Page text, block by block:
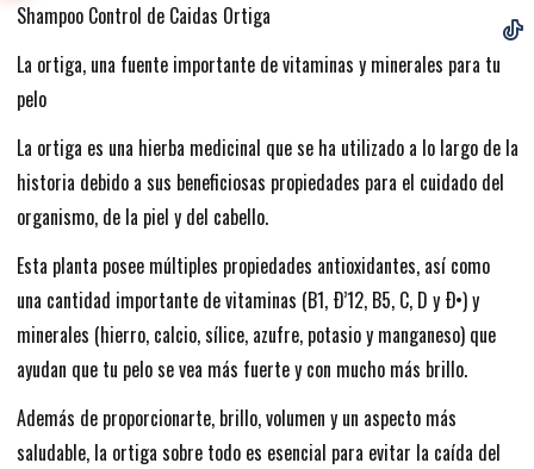
Shampoo Control de Caidas Ortiga
La ortiga, una fuente importante de vitaminas y minerales para tu
pelo
La ortiga es una hierba medicinal que se ha utilizado a lo largo de la
historia debido a sus beneficiosas propiedades para el cuidado del
organismo, de la piel y del cabello.
Esta planta posee múltiples propiedades antioxidantes, así como
una cantidad importante de vitaminas (B1, Ð’12, B5, C, D y Ð•) y
minerales (hierro, calcio, sílice, azufre, potasio y manganeso) que
ayudan que tu pelo se vea más fuerte y con mucho más brillo.
Además de proporcionarte, brillo, volumen y un aspecto más
saludable, la ortiga sobre todo es esencial para evitar la caída del